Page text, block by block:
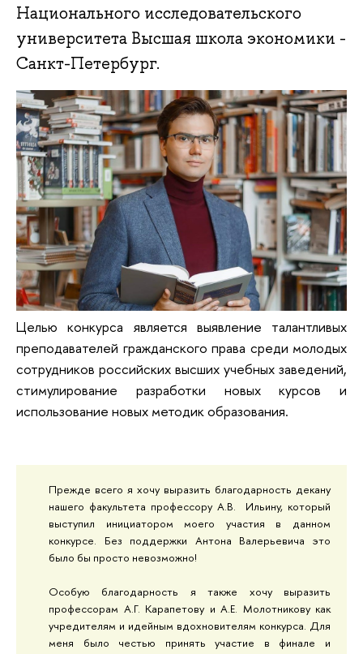
Национального исследовательского
университета Высшая школа экономики -
Санкт-Петербург.
Целью конкурса является выявление талантливых
преподавателей гражданского права среди молодых
сотрудников российских высших учебных заведений,
стимулирование разработки новых курсов и
использование новых методик образования.
Прежде всего я хочу выразить благодарность декану
нашего факультета профессору А.В. Ильину, который
выступил инициатором моего участия в данном
конкурсе. Без поддержки Антона Валерьевича это
было бы просто невозможно!
Особую благодарность я также хочу выразить
профессорам А.Г. Карапетову и А.Е. Молотникову как
учредителям и идейным вдохновителям конкурса. Для
меня было честью принять участие в финале и